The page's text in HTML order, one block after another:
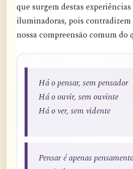
que surgem destas
iluminadoras, pois contradizem
nossa compreensão comum do
Há o pensar, sem pensador
Há o ouvir, sem ouvinte
Há o ver, sem vidente
Pensar é apenas